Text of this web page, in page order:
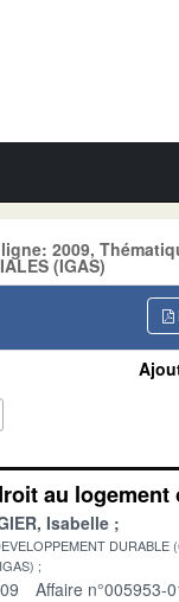
2009,
(IGAS)
au logement
Isabelle
DURABLE
Affaire n°005953-